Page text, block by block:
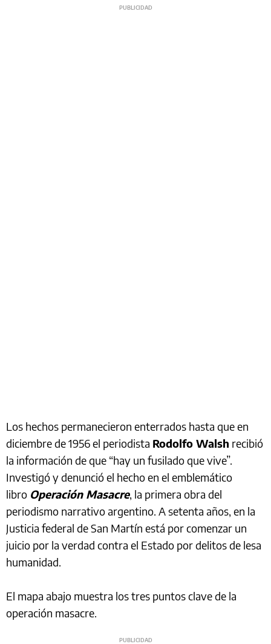
Los hechos permanecieron enterrados hasta que en
diciembre de 1956 el periodista Rodolfo Walsh recibió
la información de que “hay un fusilado que vive”.
Investigó y denunció el hecho en el emblemático
libro Operación Masacre, la primera obra del
periodismo narrativo argentino. A setenta años, en la
Justicia federal de San Martín está por comenzar un
juicio por la verdad contra el Estado por delitos de lesa
humanidad.
El mapa abajo muestra los tres puntos clave de la
operación masacre.